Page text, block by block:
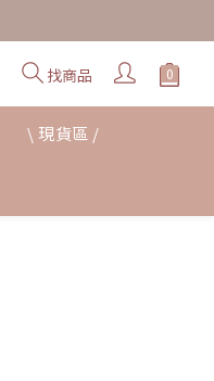
找商品
\ 現貨區 /